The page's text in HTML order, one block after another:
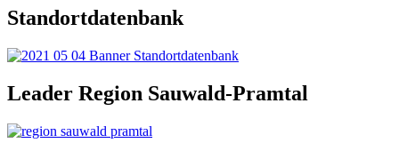
Standortdatenbank
Leader Region Sauwald-Pramtal